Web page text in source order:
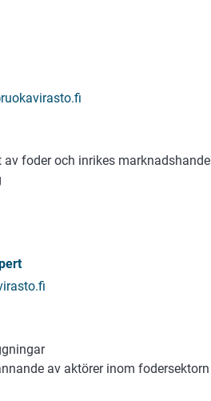
foder och inrikes marknadshandel
av aktörer inom fodersektorn